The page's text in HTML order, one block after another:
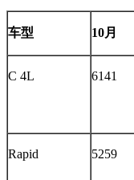
车型 10月
C 4L 6141
Rapid 5259